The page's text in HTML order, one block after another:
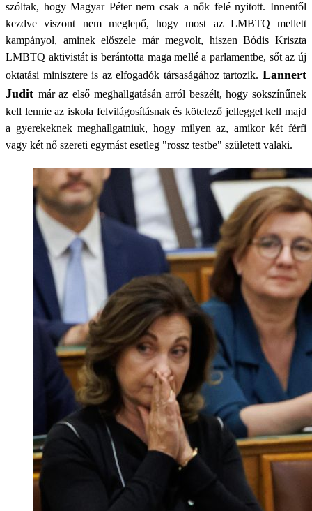
szóltak, hogy Magyar Péter nem csak a nők felé nyitott. Innentől
kezdve viszont nem meglepő, hogy most az LMBTQ mellett
kampányol, aminek előszele már megvolt, hiszen Bódis Kriszta
LMBTQ aktivistát is berántotta maga mellé a parlamentbe, sőt az új
oktatási minisztere is az elfogadók társaságához tartozik. Lannert
Judit már az első meghallgatásán arról beszélt, hogy sokszínűnek
kell lennie az iskola felvilágosításnak és kötelező jelleggel kell majd
a gyerekeknek meghallgatniuk, hogy milyen az, amikor két férfi
vagy két nő szereti egymást esetleg "rossz testbe" született valaki.